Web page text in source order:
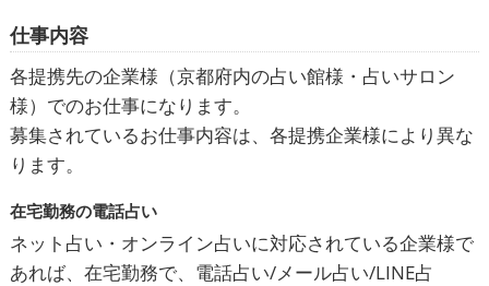
仕事内容
各提携先の企業様（京都府内の占い館様・占いサロン
様）でのお仕事になります。
募集されているお仕事内容は、各提携企業様により異な
ります。
在宅勤務の電話占い
ネット占い・オンライン占いに対応されている企業様で
あれば、在宅勤務で、電話占い/メール占い/LINE占